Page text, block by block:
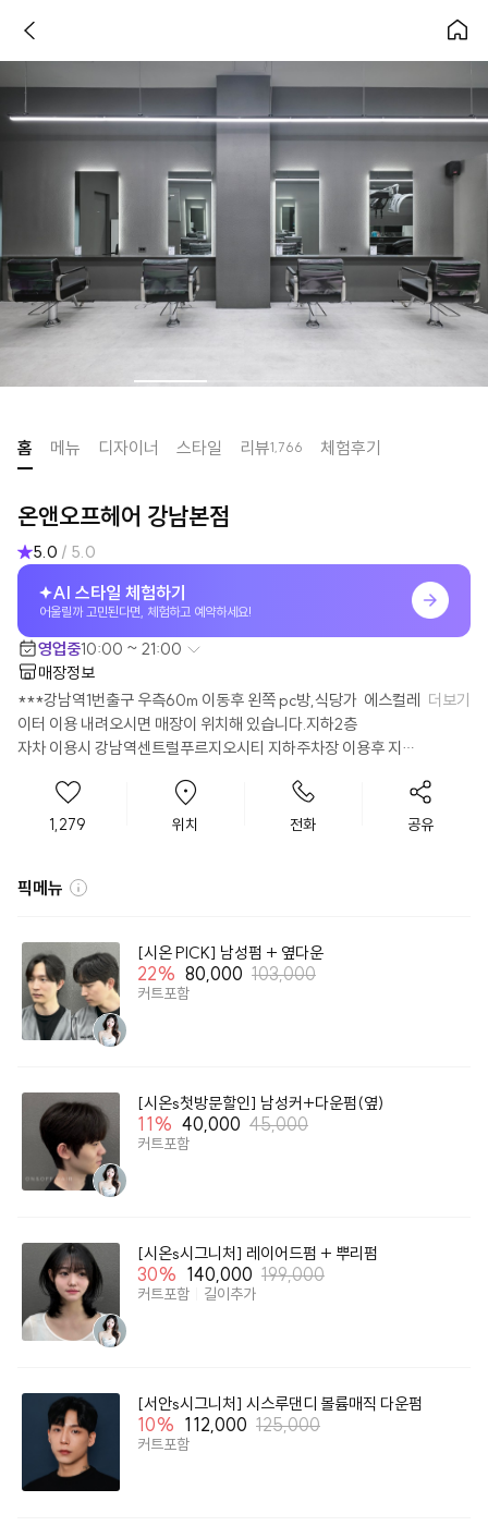
홈 메뉴 디자이너 스타일 리뷰1,766 체험후기
온앤오프헤어 강남본점
5.0 / 5.0
AI 스타일 체험하기
어울릴까 고민된다면, 체험하고 예약하세요!
영업중10:00 ~ 21:00
매장정보
***강남역1번출구 우측60m 이동후 왼쪽 pc방,식당가  에스컬레
이터 이용 내려오시면 매장이 위치해 있습니다.지하2층
자차 이용시 강남역센트럴푸르지오시티 지하주차장 이용후 지하2
매장을 다녀가시는 모든분들에게 새로운 멋과 아름다움이 스며들
수있는 하루를 선물해드리겠습니다
스타일은 만들어 드리겠습니다. 1:1 책임시술로 만족도를 더 높여드
100% 정품약제만을 사용하여 모발손상과 두피손상에서 안전한
시술이 이루어질수있게 도와드리겠습니다.
**1:1 책임시술 매장으로서 매장예약 현황에 따라 10~15분이상 늦
어지는 경우 뒷 타임예약 고객님께 피해가 갈수있어
  부득이하게 노쇼처리 될수있음을 알려드립니다. 시간준수 부탁드
**주차지원**
기본 30분무료
컷,드라이,클리닉 30분
펌,염색 (최대) 1시간, 열펌 (최대)2시간
이외에는 30분기준 1.000원 본인부담
더보기
1,279 위치 전화 공유
픽메뉴
[시온 PICK] 남성펌 + 옆다운
22% 80,000 103,000
커트포함
[시온s첫방문할인] 남성커+다운펌(옆)
11% 40,000 45,000
커트포함
[시온s시그니처] 레이어드펌 + 뿌리펌
30% 140,000 199,000
커트포함 길이추가
[서안s시그니처] 시스루댄디 볼륨매직 다운펌
10% 112,000 125,000
커트포함